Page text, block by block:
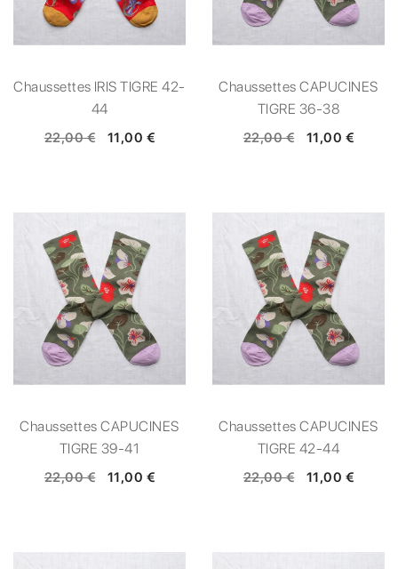
Chaussettes IRIS TIGRE 42-
44
22,00 € 11,00 €
Chaussettes CAPUCINES
TIGRE 36-38
22,00 € 11,00 €
Chaussettes CAPUCINES
TIGRE 39-41
22,00 € 11,00 €
Chaussettes CAPUCINES
TIGRE 42-44
22,00 € 11,00 €